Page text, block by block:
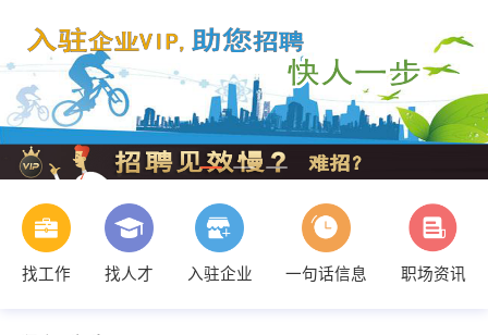
找工作 找人才 入驻企业 一句话信息
职场资讯